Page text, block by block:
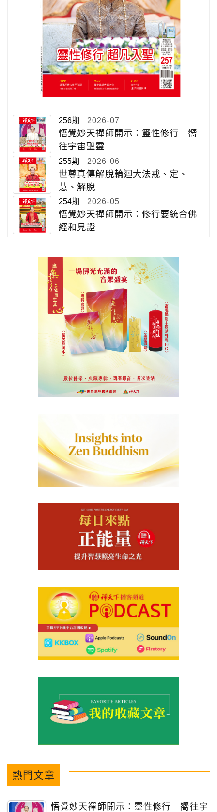
256期 2026-07
悟覺妙天禪師開示：靈性修行 嚮
往宇宙聖靈
255期 2026-06
世尊真傳解脫輪迴大法戒、定、
慧、解脫
254期 2026-05
悟覺妙天禪師開示：修行要統合佛
經和見證
熱門文章
悟覺妙天禪師開示：靈性修行 嚮往宇